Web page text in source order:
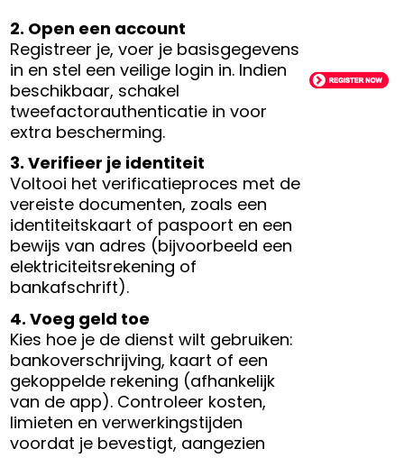
2. Open een account
Registreer je, voer je basisgegevens
in en stel een veilige login in. Indien
beschikbaar, schakel
tweefactorauthenticatie in voor
extra bescherming.
3. Verifieer je identiteit
Voltooi het verificatieproces met de
vereiste documenten, zoals een
identiteitskaart of paspoort en een
bewijs van adres (bijvoorbeeld een
elektriciteitsrekening of
bankafschrift).
4. Voeg geld toe
Kies hoe je de dienst wilt gebruiken:
bankoverschrijving, kaart of een
gekoppelde rekening (afhankelijk
van de app). Controleer kosten,
limieten en verwerkingstijden
voordat je bevestigt, aangezien